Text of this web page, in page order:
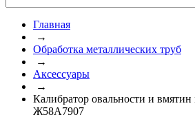
Главная
→
Обработка металлических труб
→
Аксессуары
→
Калибратор овальности и
Ж58А7907